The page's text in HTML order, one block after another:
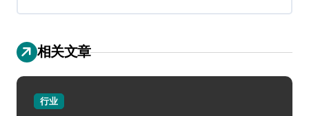
相关文章
行业